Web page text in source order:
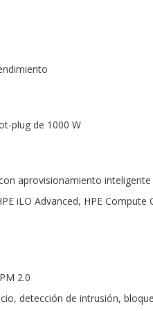
plug de 1000 W
aprovisionamiento inteligente
iLO Advanced, HPE
2.0
detección de intrusión,